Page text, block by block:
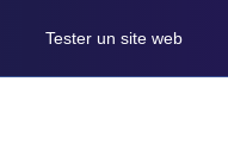
Tester un site web